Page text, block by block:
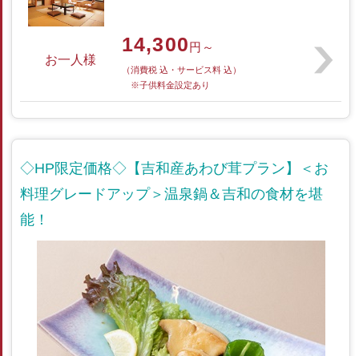
お一人様
14,300円～
（消費税 込・サービス料 込）
※子供料金設定あり
◇HP限定価格◇【吉和産あわび茸プラン】＜お
料理グレードアップ＞温泉鍋＆吉和の食材を堪
能！